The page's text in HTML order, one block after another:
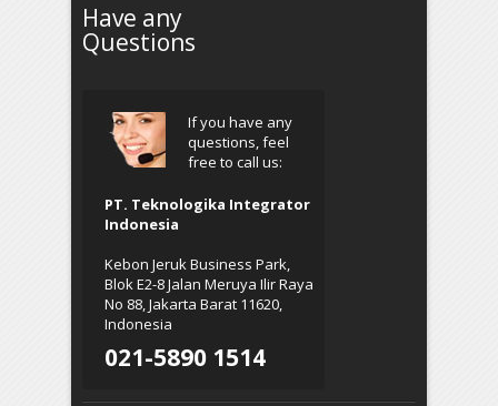
Have any
Questions
If you have any
questions, feel
free to call us:
PT. Teknologika Integrator
Indonesia
Kebon Jeruk Business Park,
Blok E2-8 Jalan Meruya Ilir Raya
No 88, Jakarta Barat 11620,
Indonesia
021-5890 1514